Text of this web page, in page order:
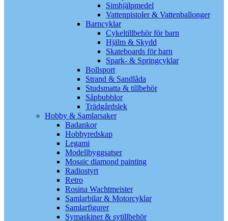
Simhjälpmedel
Vattenpistoler & Vattenballonger
Barncyklar
Cykeltillbehör för barn
Hjälm & Skydd
Skateboards för barn
Spark- & Springcyklar
Bollsport
Strand & Sandlåda
Studsmatta & tillbehör
Såpbubblor
Trädgårdslek
Hobby & Samlarsaker
Badankor
Hobbyredskap
Legami
Modellbyggsatser
Mosaic diamond painting
Radiostyrt
Retro
Rosina Wachtmeister
Samlarbilar & Motorcyklar
Samlarfigurer
Symaskiner & sytillbehör